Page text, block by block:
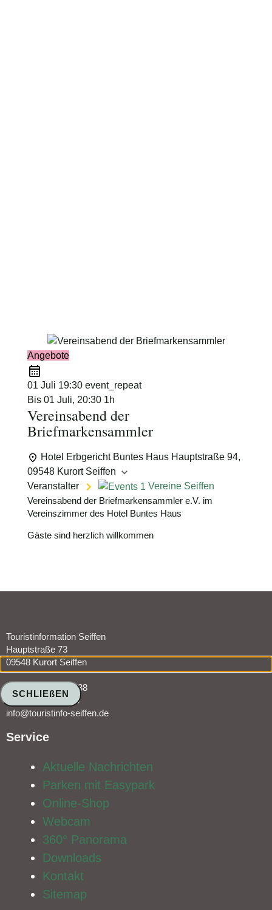
Angebote
01 Juli 19:30 event_repeat
Bis 01 Juli, 20:30 1h
Vereinsabend der
Briefmarkensammler
Hotel Erbgericht Buntes Haus Hauptstraße 94,
09548 Kurort Seiffen
Veranstalter
Vereine Seiffen
Vereinsabend der Briefmarkensammler e.V. im
Vereinszimmer des Hotel Buntes Haus
Gäste sind herzlich willkommen
Touristinformation Seiffen
Hauptstraße 73
09548 Kurort Seiffen
Telefon 037362 8438
Fax 037362 76715
info@touristinfo-seiffen.de
Service​
Aktuelle Nachrichten
Parken mit Easypark
Online-Shop
Webcam
360° Panorama
Downloads
Kontakt
Sitemap
SCHLIEßEN